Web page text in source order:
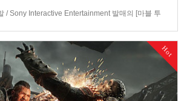
/ Sony Interactive Entertainment 발매의 [마블 투
Hot